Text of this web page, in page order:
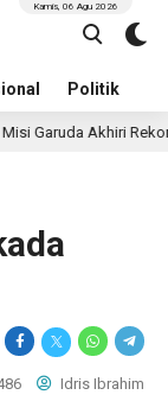
Politik
Kamis, 06 Agu 2026
Rekor Buruk
Idris Ibrahim